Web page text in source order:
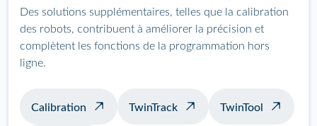
Des solutions supplémentaires, telles que la calibration
des robots, contribuent à améliorer la précision et
complètent les fonctions de la programmation hors
ligne.
Calibration TwinTrack TwinTool